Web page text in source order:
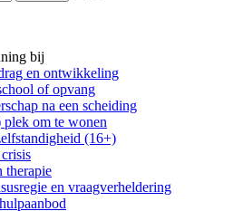
bij
en ontwikkeling
of opvang
na een scheiding
om te wonen
(16+)
therapie
en vraagverheldering